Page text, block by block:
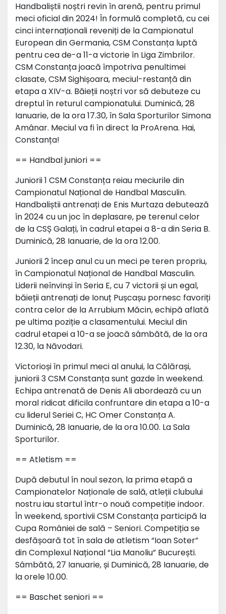
Handbaliștii noștri revin în arenă, pentru primul
meci oficial din 2024! În formulă completă, cu cei
cinci internaționali reveniți de la Campionatul
European din Germania, CSM Constanța luptă
pentru cea de-a 11-a victorie în Liga Zimbrilor.
CSM Constanța joacă împotriva penultimei
clasate, CSM Sighișoara, meciul-restanță din
etapa a XIV-a. Băieții noștri vor să debuteze cu
dreptul în returul campionatului. Duminică, 28
Ianuarie, de la ora 17.30, în Sala Sporturilor Simona
Amânar. Meciul va fi în direct la ProArena. Hai,
Constanța!
== Handbal juniori ==
Juniorii 1 CSM Constanța reiau meciurile din
Campionatul Național de Handbal Masculin.
Handbaliștii antrenați de Enis Murtaza debutează
în 2024 cu un joc în deplasare, pe terenul celor
de la CSȘ Galați, în cadrul etapei a 8-a din Seria B.
Duminică, 28 Ianuarie, de la ora 12.00.
Juniorii 2 încep anul cu un meci pe teren propriu,
în Campionatul Național de Handbal Masculin.
Liderii neînvinși în Seria E, cu 7 victorii și un egal,
băieții antrenați de Ionuț Pușcașu pornesc favoriți
contra celor de la Arrubium Măcin, echipă aflată
pe ultima poziție a clasamentului. Meciul din
cadrul etapei a 10-a se joacă sâmbătă, de la ora
12.30, la Năvodari.
Victorioși în primul meci al anului, la Călărași,
juniorii 3 CSM Constanța sunt gazde în weekend.
Echipa antrenată de Denis Ali abordează cu un
moral ridicat dificila confruntare din etapa a 10-a
cu liderul Seriei C, HC Omer Constanța A.
Duminică, 28 Ianuarie, de la ora 10.00. La Sala
Sporturilor.
== Atletism ==
După debutul în noul sezon, la prima etapă a
Campionatelor Naționale de sală, atleții clubului
nostru iau startul într-o nouă competiție indoor.
În weekend, sportivii CSM Constanța participă la
Cupa României de sală – Seniori. Competiția se
desfășoară tot în sala de atletism “Ioan Soter”
din Complexul Național “Lia Manoliu” București.
Sâmbătă, 27 Ianuarie, și Duminică, 28 Ianuarie, de
la orele 10.00.
== Baschet seniori ==